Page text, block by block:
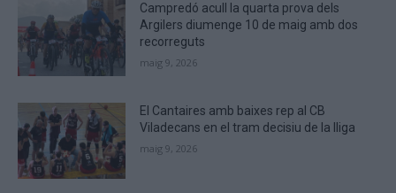
Campredó acull la quarta prova dels
Argilers diumenge 10 de maig amb dos
recorreguts
maig 9, 2026
El Cantaires amb baixes rep al CB
Viladecans en el tram decisiu de la lliga
maig 9, 2026